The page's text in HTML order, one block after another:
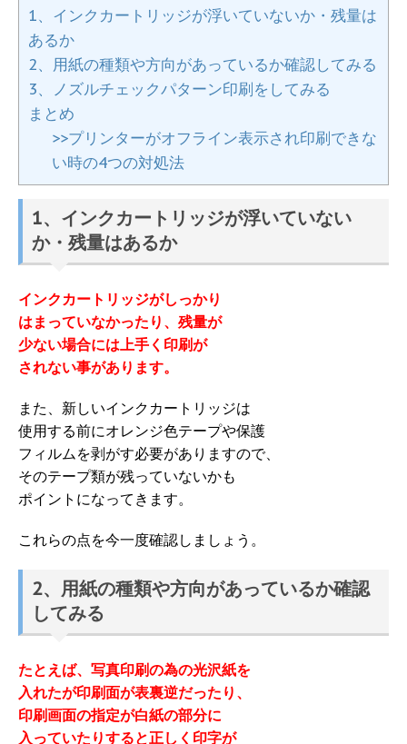
1、インクカートリッジが浮いていないか・残量は
あるか
2、用紙の種類や方向があっているか確認してみる
3、ノズルチェックパターン印刷をしてみる
まとめ
>>プリンターがオフライン表示され印刷できな
い時の4つの対処法
1、インクカートリッジが浮いていない
か・残量はあるか
インクカートリッジがしっかり
はまっていなかったり、残量が
少ない場合には上手く印刷が
されない事があります。
また、新しいインクカートリッジは
使用する前にオレンジ色テープや保護
フィルムを剥がす必要がありますので、
そのテープ類が残っていないかも
ポイントになってきます。
これらの点を今一度確認しましょう。
2、用紙の種類や方向があっているか確認
してみる
たとえば、写真印刷の為の光沢紙を
入れたが印刷面が表裏逆だったり、
印刷画面の指定が白紙の部分に
入っていたりすると正しく印字が